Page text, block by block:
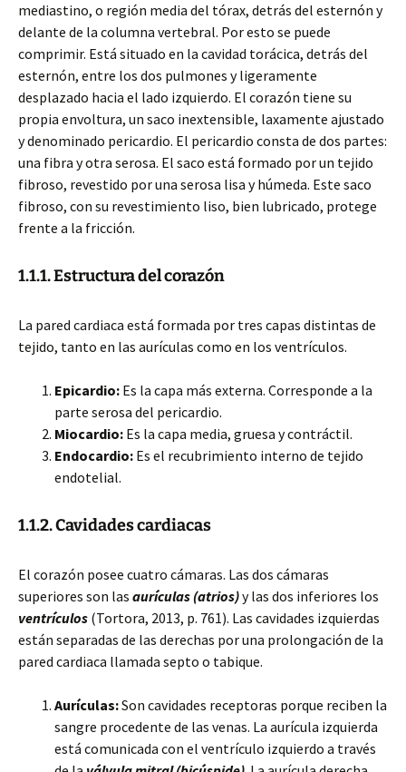
mediastino, o región media del tórax, detrás del esternón y
delante de la columna vertebral. Por esto se puede
comprimir. Está situado en la cavidad torácica, detrás del
esternón, entre los dos pulmones y ligeramente
desplazado hacia el lado izquierdo. El corazón tiene su
propia envoltura, un saco inextensible, laxamente ajustado
y denominado pericardio. El pericardio consta de dos partes:
una fibra y otra serosa. El saco está formado por un tejido
fibroso, revestido por una serosa lisa y húmeda. Este saco
fibroso, con su revestimiento liso, bien lubricado, protege
frente a la fricción.
1.1.1. Estructura del corazón
La pared cardiaca está formada por tres capas distintas de
tejido, tanto en las aurículas como en los ventrículos.
Epicardio: Es la capa más externa. Corresponde a la
parte serosa del pericardio.
Miocardio: Es la capa media, gruesa y contráctil.
Endocardio: Es el recubrimiento interno de tejido
endotelial.
1.1.2. Cavidades cardiacas
El corazón posee cuatro cámaras. Las dos cámaras
superiores son las aurículas (atrios)y las dos inferiores los
ventrículos (Tortora, 2013, p. 761). Las cavidades izquierdas
están separadas de las derechas por una prolongación de la
pared cardiaca llamada septo o tabique.
Aurículas:Son cavidades receptoras porque reciben la
sangre procedente de las venas. La aurícula izquierda
está comunicada con el ventrículo izquierdo a través